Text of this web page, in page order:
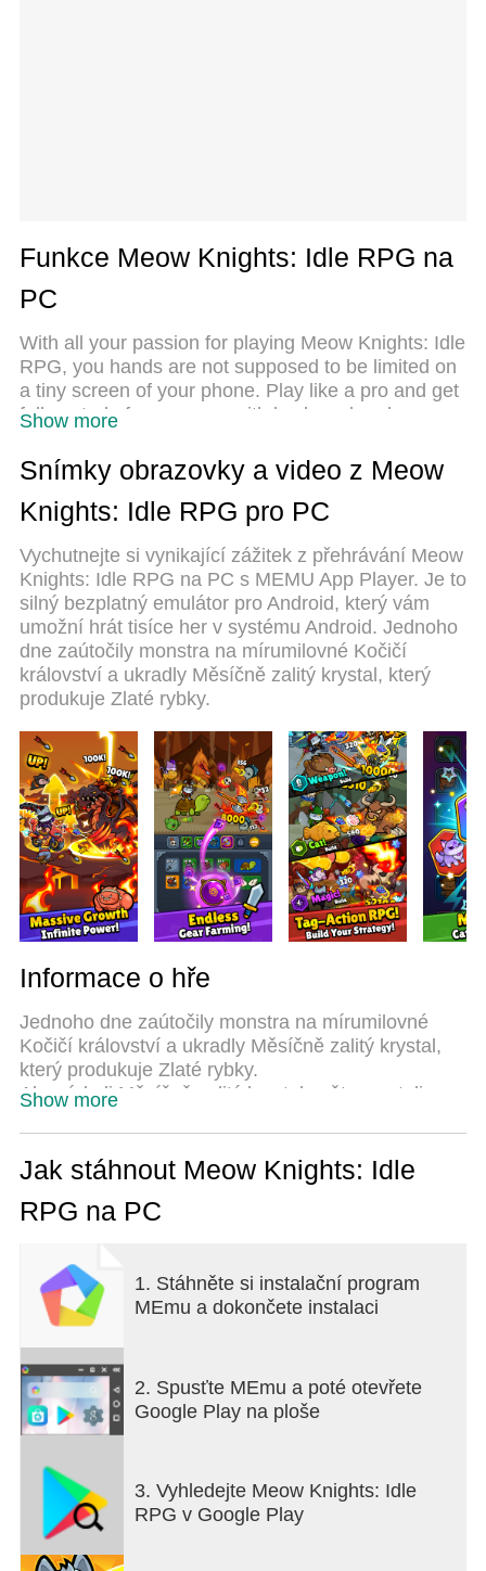
Funkce Meow Knights: Idle RPG na
PC
With all your passion for playing Meow Knights: Idle
RPG, you hands are not supposed to be limited on
a tiny screen of your phone. Play like a pro and get
full control of your game with keyboard and mouse.
expecting. Download and play Meow Knights: Idle
RPG on PC. Play as long as you want, no more
limitations of battery, mobile data and disturbing
playing Meow Knights: Idle RPG on PC. Prepared
with our expertise, the exquisite preset keymapping
system makes Meow Knights: Idle RPG a real PC
game. MEmu multi-instance manager makes
playing 2 or more accounts on the same device
possible. And the most important, our exclusive
emulation engine can release full potential of your
Show more
Snímky obrazovky a video z Meow
Knights: Idle RPG pro PC
Vychutnejte si vynikající zážitek z přehrávání Meow
Knights: Idle RPG na PC s MEMU App Player. Je to
silný bezplatný emulátor pro Android, který vám
umožní hrát tisíce her v systému Android. Jednoho
dne zaútočily monstra na mírumilovné Kočičí
království a ukradly Měsíčně zalitý krystal, který
produkuje Zlaté rybky.
Informace o hře
Jednoho dne zaútočily monstra na mírumilovné
Kočičí království a ukradly Měsíčně zalitý krystal,
který produkuje Zlaté rybky.
Aby získali Měsíčně zalitý krystal zpět, povstali
magické koule!
Věčný poklad Kočičích rytířů, Magická koule,
automaticky farmí vybavení!
Generujte magickou sílu 24 hodin denně, 7 dní v
Sbírejte mocné kusy vybavení a vylepšujte svou
Kočku!
Shromážděte mocné spojence rytířů a odemkněte
zničující dovednosti!
Vylepšete štítky relikviemi, abyste probudili skryté
Show more
Jak stáhnout Meow Knights: Idle
RPG na PC
1. Stáhněte si instalační program
MEmu a dokončete instalaci
2. Spusťte MEmu a poté otevřete
Google Play na ploše
3. Vyhledejte Meow Knights: Idle
RPG v Google Play